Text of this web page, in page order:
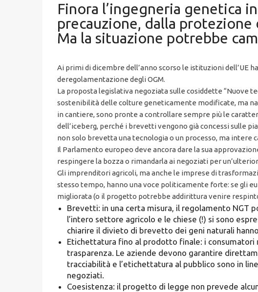
Finora l’ingegneria genetica
precauzione, dalla protezione
Ma la situazione potrebbe
Ai primi di dicembre dell’anno scorso le istituzioni dell’UE
deregolamentazione degli OGM.
La proposta legislativa negoziata sulle cosiddette “Nuove
sostenibilità delle colture geneticamente modificate, ma
in cantiere, sono pronte a controllare sempre più le
dell’iceberg, perché i brevetti vengono già concessi sulle
non solo brevetta una tecnologia o un processo, ma intere
Il Parlamento europeo deve ancora dare la sua
respingere la bozza o rimandarla ai negoziati per
Gli imprenditori agricoli, ma anche le imprese di
stesso tempo, hanno una voce politicamente forte: se gli
migliorata (o il progetto potrebbe addirittura venire
Brevetti: in una certa misura, il regolamento NGT
l’intero settore agricolo e le chiese (!) si sono
chiarire il divieto di brevetto dei geni naturali
Etichettatura fino al prodotto finale: i consumatori
trasparenza. Le aziende devono garantire
tracciabilità e l’etichettatura al pubblico sono in
negoziati.
Coesistenza: il progetto di legge non prevede